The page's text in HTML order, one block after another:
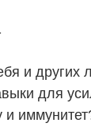
и
для